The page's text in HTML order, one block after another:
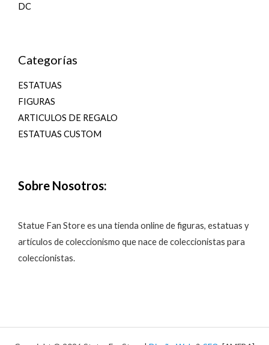
DC
Categorías
ESTATUAS
FIGURAS
ARTICULOS DE REGALO
ESTATUAS CUSTOM
Sobre Nosotros:
Statue Fan Store es una tienda online de figuras, estatuas y
artículos de coleccionismo que nace de coleccionistas para
coleccionistas.